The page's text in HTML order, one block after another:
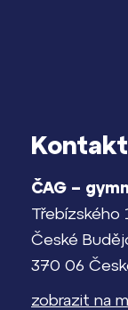
Kontakt
ČAG –
Třebízského
České
370 06
zobrazit na